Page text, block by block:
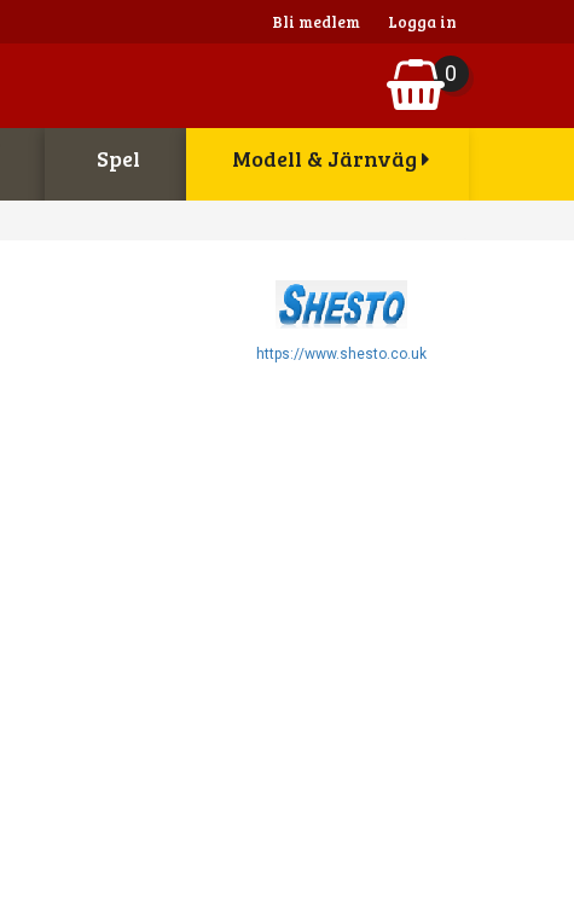
Bli medlem Logga in
0
Spel Modell & Järnväg
https://www.shesto.co.uk